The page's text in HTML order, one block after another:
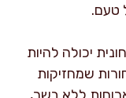
טעם.
יכולה להיות
שמחזיקות